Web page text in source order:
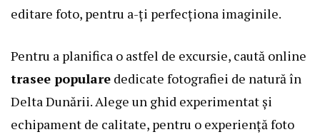
editare foto, pentru a-ți perfecționa imaginile.
Pentru a planifica o astfel de excursie, caută online
trasee populare dedicate fotografiei de natură în
Delta Dunării. Alege un ghid experimentat și
echipament de calitate, pentru o experiență foto